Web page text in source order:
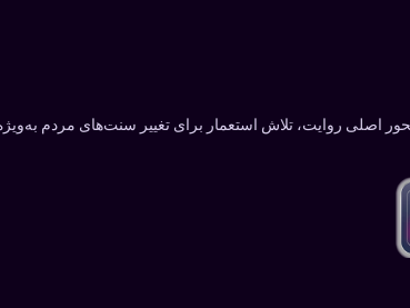
محور اصلی روایت، تلاش استعمار برای تغییر سنت‌های مردم